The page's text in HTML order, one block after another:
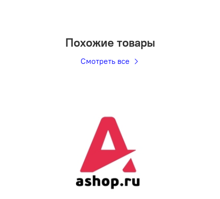
Похожие товары
Смотреть все